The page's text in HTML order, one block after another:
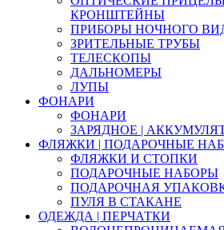
КРОНШТЕЙНЫ
ПРИБОРЫ НОЧНОГО
ЗРИТЕЛЬНЫЕ ТРУБЫ
ТЕЛЕСКОПЫ
ДАЛЬНОМЕРЫ
ЛУПЫ
ФОНАРИ
ФОНАРИ
ЗАРЯДНОЕ |
ФЛЯЖКИ | ПОДАРОЧНЫЕ
ФЛЯЖКИ И СТОПКИ
ПОДАРОЧНЫЕ НАБОРЫ
ПОДАРОЧНАЯ
ПУЛЯ В СТАКАНЕ
ОДЕЖДА | ПЕРЧАТКИ